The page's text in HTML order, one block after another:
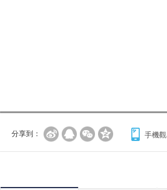
分享到： 手機